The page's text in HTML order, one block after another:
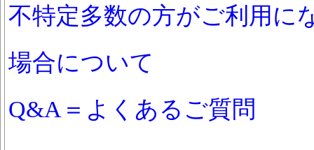
不特定多数の方がご利用に
場合について
Q&A＝よくあるご質問